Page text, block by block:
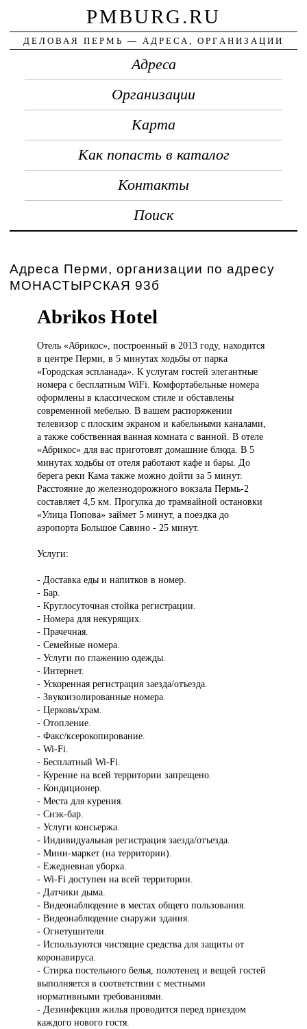
PMBURG.RU
ДЕЛОВАЯ ПЕРМЬ — АДРЕСА, ОРГАНИЗАЦИИ
Адреса
Организации
Карта
Как попасть в каталог
Контакты
Поиск
Адреса Перми, организации по адресу
МОНАСТЫРСКАЯ 93б
Abrikos Hotel
Отель «Абрикос»,построенный в 2013 году, находится
в центре Перми, в 5 минутах ходьбы от парка
«Городская эспланада». К услугам гостей элегантные
номера с бесплатным WiFi. Комфортабельные номера
оформлены в классическом стиле и обставлены
современной мебелью. В вашем распоряжении
телевизор с плоским экраном и кабельными каналами,
а также собственная ванная комната с ванной. В отеле
«Абрикос» для вас приготовят домашние блюда. В 5
минутах ходьбы от отеля работают кафе и бары. До
берега реки Кама также можно дойти за 5 минут.
Расстояние до железнодорожного вокзала Пермь-2
составляет 4,5 км. Прогулка до трамвайной остановки
«Улица Попова» займет 5 минут, а поездка до
аэропорта Большое Савино - 25 минут.
Услуги:
- Доставка еды и напитков в номер.
- Бар.
- Круглосуточная стойка регистрации.
- Номера для некурящих.
- Прачечная.
- Семейные номера.
- Услуги по глажению одежды.
- Интернет.
- Ускоренная регистрация заезда/отъезда.
- Звукоизолированные номера.
- Церковь/храм.
- Отопление.
- Факс/ксерокопирование.
- Wi-Fi.
- Бесплатный Wi-Fi.
- Курение на всей территории запрещено.
- Кондиционер.
- Места для курения.
- Снэк-бар.
- Услуги консьержа.
- Индивидуальная регистрация заезда/отъезда.
- Мини-маркет (на территории).
- Ежедневная уборка.
- Wi-Fi доступен на всей территории.
- Датчики дыма.
- Видеонаблюдение в местах общего пользования.
- Видеонаблюдение снаружи здания.
- Огнетушители.
- Используются чистящие средства для защиты от
коронавируса.
- Стирка постельного белья, полотенец и вещей гостей
выполняется в соответствии с местными
нормативными требованиями.
- Дезинфекция жилья проводится перед приездом
каждого нового гостя.